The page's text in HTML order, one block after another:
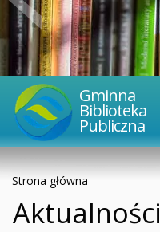
Gminna
Biblioteka
Publiczna
Strona główna
Aktualności